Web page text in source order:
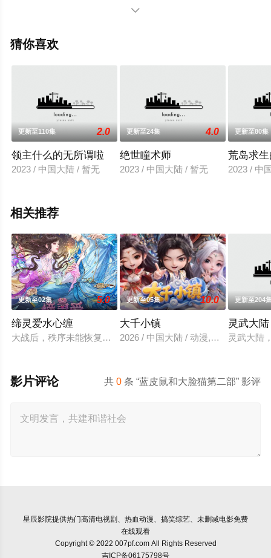
情已揭晓（已完结），手机免费观看高清无删减完整版动
电视猫或剧情网等平台了解。

猜你喜欢
更新至110集 2.0
领主什么的无所谓啦
2023 / 中国大陆 / 暂无
更新至24集 4.0
绝世瞳术师
2023 / 中国大陆 / 暂无
更新至80集
荒岛求
2023 / 中
相关推荐
更新至02集 5.0
缔灵爱水心缠
大战后，秩序未能恢复，世界陷入混乱。混沌从深渊崛起，
更新至05集 10.0
大千小镇
2026 / 中国大陆 / 动漫,国产动漫
更新至204
灵武大陆
灵武大陆
共0 条 “蓝皮鼠和大脸猫第二部” 影评
影片评论
星辰影院提供热门高清电视剧、热血动漫、搞笑综艺、未删减电影免费
在线观看
Copyright © 2022 007pf.com All Rights Reserved
吉ICP备06175798号